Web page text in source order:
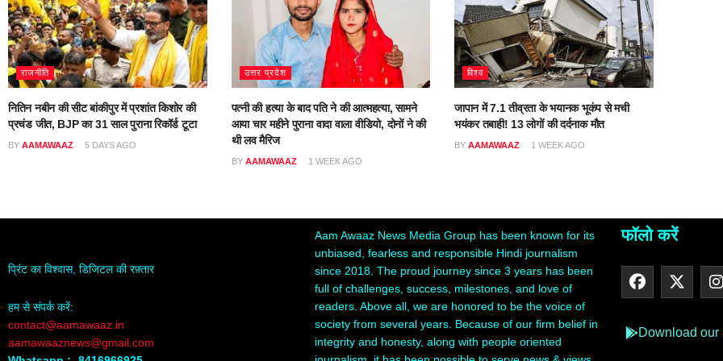
राजनीति
नितिन नबीन की सीट बांकीपुर में प्रशांत किशोर की
प्रचंड जीत, BJP का 31 साल पुराना रिकॉर्ड टूटा
BY AAMAWAAZ 5 DAYS AGO
उत्तर प्रदेश
पत्नी की हत्या के बाद पति ने की आत्महत्या, सामने
आया चार महीने पुराना वादा वाला वीडियो, दोनों ने की
थी लव मैरिज
BY AAMAWAAZ 1 WEEK AGO
विश्व
जापान में 7.1 तीव्रता के भयानक भूकंप से मची
भयंकर तबाही! 13 लोगों की दर्दनाक मौत
BY AAMAWAAZ 1 WEEK AGO
प्रिंट का विश्वास, डिजिटल की रफ़्तार
हम से संपर्क करें:
contact@aamawaaz.in
aamawaaznews@gmail.com
Aam Awaaz News Media Group has been known for its
unbiased, fearless and responsible Hindi journalism
since 2018. The proud journey since 3 years has been
full of challenges, success, milestones, and love of
readers. Above all, we are honored to be the voice of
society from several years. Because of our firm belief in
integrity and honesty, along with people oriented
फॉलो करें
Download our